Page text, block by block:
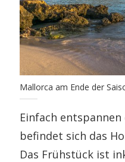
Mallorca am Ende der
Einfach
befindet sich das
Das Frühstück ist